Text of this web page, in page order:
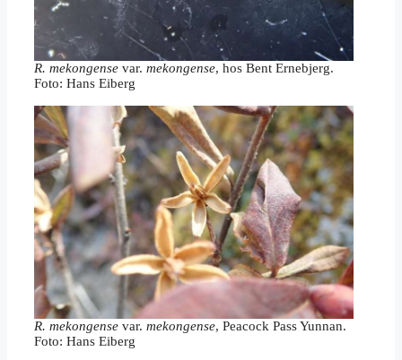
R. mekongense var. mekongense, hos Bent Ernebjerg.
Foto: Hans Eiberg
R. mekongense var. mekongense, Peacock Pass Yunnan.
Foto: Hans Eiberg